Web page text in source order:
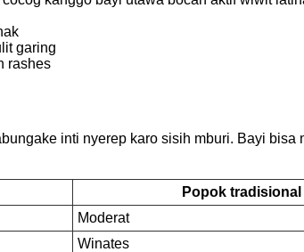
garing
rashes
inti nyerep karo sisih mburi. Bayi
Popok tradisional
Moderat
Winates